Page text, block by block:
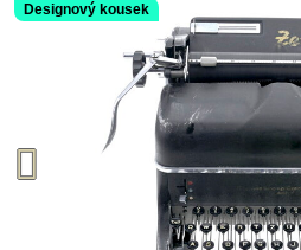
Designový kousek